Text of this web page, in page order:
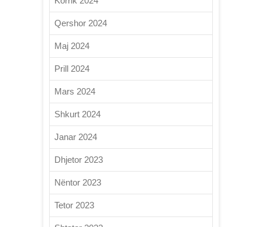
Qershor 2024
Maj 2024
Prill 2024
Mars 2024
Shkurt 2024
Janar 2024
Dhjetor 2023
Nëntor 2023
Tetor 2023